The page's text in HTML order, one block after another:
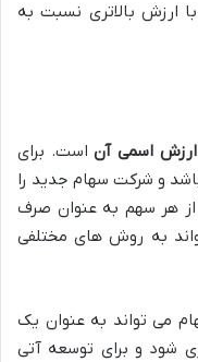
ارزش بالاتری نسبت به
اسمی آناست. برای
اسمی هر سهم ۱۰۰۰ ریال باشد و شرکت سهام جدید را
ریال بفروشد، ۲۰۰۰ ریال از هر سهم به عنوان صرف
به روش های مختلفی
می تواند به عنوان یک
شود و برای توسعه آتی